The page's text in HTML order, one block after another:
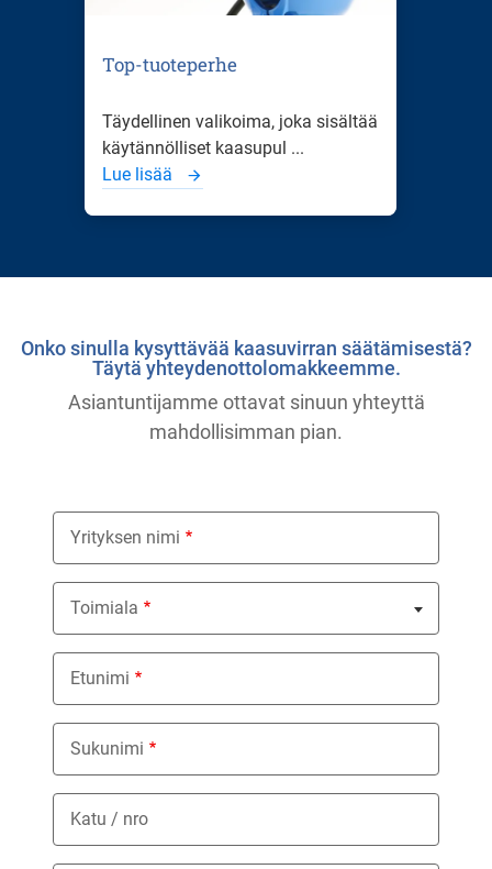
Top-tuoteperhe
Täydellinen valikoima, joka sisältää
käytännölliset kaasupul ...
Lue lisää
Onko sinulla kysyttävää kaasuvirran säätämisestä?
Täytä yhteydenottolomakkeemme.
Asiantuntijamme ottavat sinuun yhteyttä
mahdollisimman pian.
Yrityksen nimi
Toimiala
Nothing selected
Etunimi
Sukunimi
Katu / nro